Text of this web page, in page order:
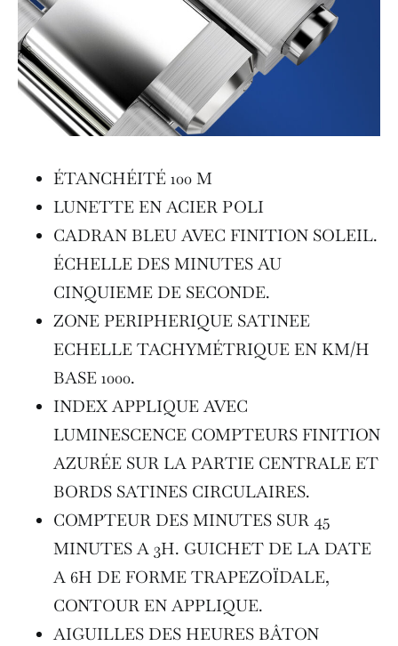
ÉTANCHÉITÉ 100 M
LUNETTE EN ACIER POLI
CADRAN BLEU AVEC FINITION SOLEIL.
ÉCHELLE DES MINUTES AU
CINQUIEME DE SECONDE.
ZONE PERIPHERIQUE SATINEE
ECHELLE TACHYMÉTRIQUE EN KM/H
BASE 1000.
INDEX APPLIQUE AVEC
LUMINESCENCE COMPTEURS FINITION
AZURÉE SUR LA PARTIE CENTRALE ET
BORDS SATINES CIRCULAIRES.
COMPTEUR DES MINUTES SUR 45
MINUTES A 3H. GUICHET DE LA DATE
A 6H DE FORME TRAPEZOÏDALE,
CONTOUR EN APPLIQUE.
AIGUILLES DES HEURES BÂTON